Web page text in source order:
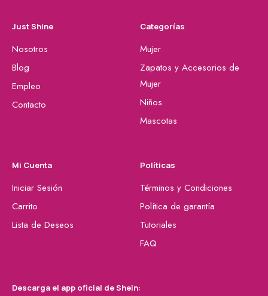
Just Shine
Nosotros
Blog
Empleo
Contacto
Categorías
Mujer
Zapatos y Accesorios de
Mujer
Niños
Mascotas
Mi Cuenta
Iniciar Sesión
Carrito
Lista de Deseos
Políticas
Términos y Condiciones
Política de garantía
Tutoriales
FAQ
Descarga el app oficial de Shein: